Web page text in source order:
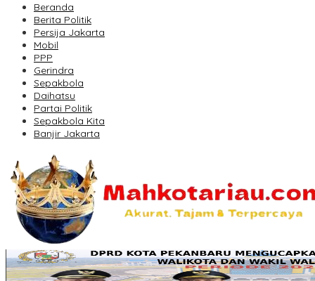
Beranda
Berita Politik
Persija Jakarta
Mobil
PPP
Gerindra
Sepakbola
Daihatsu
Partai Politik
Sepakbola Kita
Banjir Jakarta